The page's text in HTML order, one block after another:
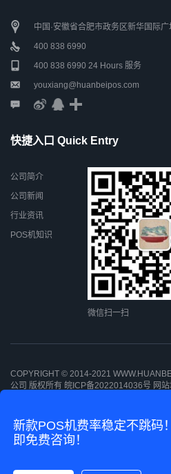
中国·安徽省合肥市政务区新华国际
400 838 6990
400 838 6990 24 Hours 服务
youxiang@huanbeipos.com
快捷入口 Quick Entry
公司简介
公司新闻
行业资讯
POS机知识
微信扫一扫
COPYRIGHT © 2014-2021
公司 版权所有 皖ICP备2022014036号 网
新款POS机费率稳定不跳码
即免费咨询！